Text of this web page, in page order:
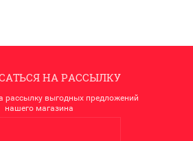
НА РАССЫЛКУ
рассылку выгодных предложений
нашего магазина